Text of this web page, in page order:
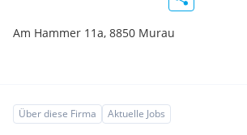
Am Hammer 11a, 8850 Murau
Über diese Firma Aktuelle Jobs